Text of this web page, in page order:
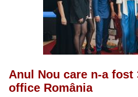
Anul Nou care n-a
office România